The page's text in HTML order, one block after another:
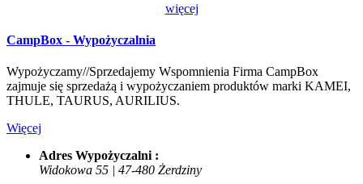
więcej
CampBox - Wypożyczalnia
Wypożyczamy//Sprzedajemy Wspomnienia Firma CampBox
zajmuje się sprzedażą i wypożyczaniem produktów marki KAMEI,
THULE, TAURUS, AURILIUS.
Więcej
Adres Wypożyczalni :
Widokowa 55 | 47-480 Żerdziny